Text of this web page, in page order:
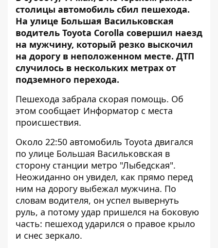
столицы автомобиль сбил пешехода.
На улице Большая Васильковская
водитель Toyota Corolla совершил наезд
на мужчину, который резко выскочил
на дорогу в неположенном месте. ДТП
случилось в нескольких метрах от
подземного перехода.
Пешехода забрала скорая помощь. Об
этом сообщает Информатор с места
происшествия.
Около 22:50 автомобиль Toyota двигался
по улице Большая Васильковская в
сторону станции метро "Лыбедская".
Неожиданно он увидел, как прямо перед
ним на дорогу выбежал мужчина. По
словам водителя, он успел вывернуть
руль, а потому удар пришелся на боковую
часть: пешеход ударился о правое крыло
и снес зеркало.